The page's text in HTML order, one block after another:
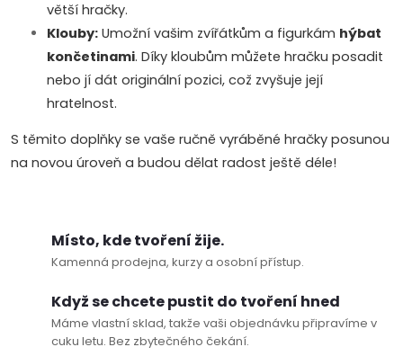
p
větší hračky.
Klouby: Umožní vašim zvířátkům a figurkám hýbat
končetinami. Díky kloubům můžete hračku posadit
nebo jí dát originální pozici, což zvyšuje její
hratelnost.
S těmito doplňky se vaše ručně vyráběné hračky posunou
na novou úroveň a budou dělat radost ještě déle!
Místo, kde tvoření žije.
Kamenná prodejna, kurzy a osobní přístup.
Když se chcete pustit do tvoření hned
Máme vlastní sklad, takže vaši objednávku připravíme v
cuku letu. Bez zbytečného čekání.
Blog a návody